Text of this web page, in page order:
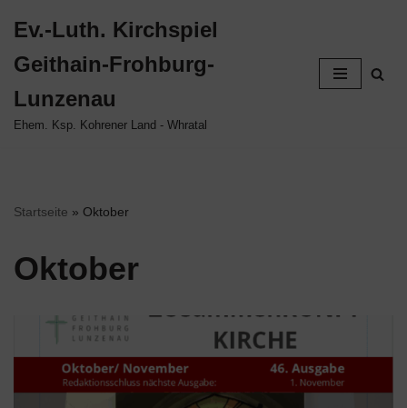
Inhalt
springen
Ev.-Luth. Kirchspiel
Geithain-Frohburg-
Lunzenau
Ehem. Ksp. Kohrener Land - Whratal
Startseite » Oktober
Oktober